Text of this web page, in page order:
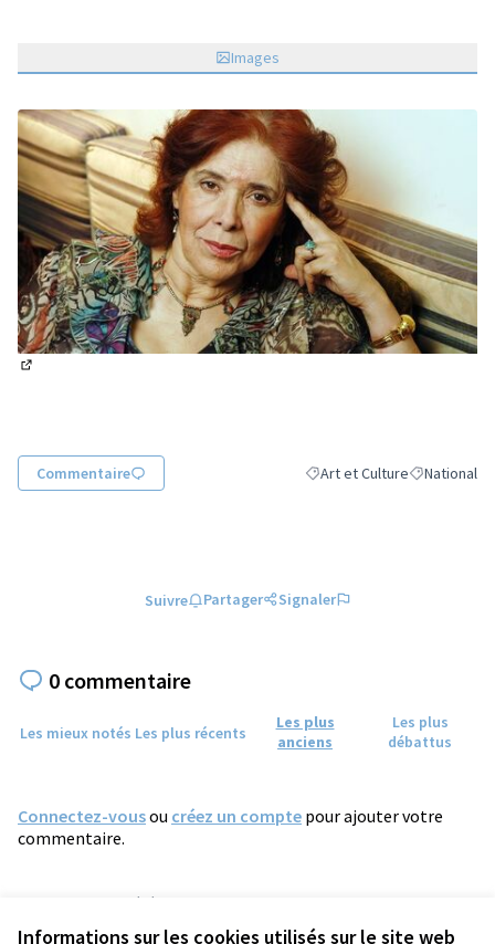
Informations sur les cookies utilisés sur le site web
Images
Commentaire Filtrer les résultats de la
Art et CultureFiltrer les
National
Suivre Partager Signaler
0 commentaire
Les mieux notés Les plus récents
Les plus
anciens
Les plus
débattus
Connectez-vousou créez un compte pour ajouter votre
commentaire.
Référence : tours-PROP-2024-11-1595
voir les autres versions